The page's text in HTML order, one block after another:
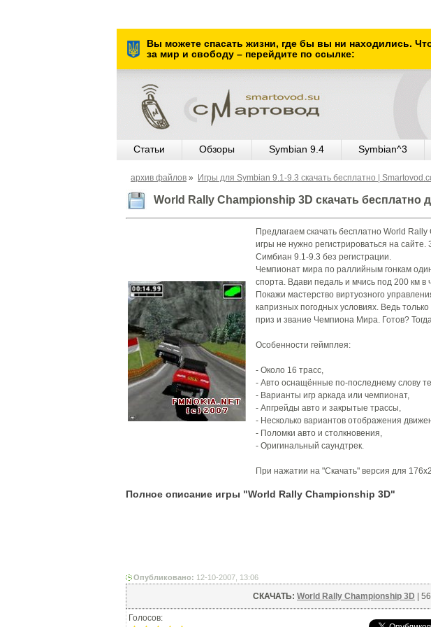
Вы можете спасать жизни, где бы вы ни находились.
за мир и свободу – перейдите по ссылке:
Статьи Обзоры Symbian 9.4 Symbian^3
архив файлов » Игры для Symbian 9.1-9.3 скачать бесплатно |
World Rally Championship 3D скачать бесплатно
Предлагаем скачать бесплатно World
игры не нужно регистрироваться на
Симбиан 9.1-9.3 без регистрации.
Чемпионат мира по раллийным гонкам
спорта. Вдави педаль и мчись под 200 км в
Покажи мастерство виртуозного
капризных погодных условиях. Ведь
приз и звание Чемпиона Мира. Готов?
Особенности геймплея:
- Около 16 трасс,
- Авто оснащённые по-последнему слову
- Варианты игр аркада или чемпионат,
- Апгрейды авто и закрытые трассы,
- Несколько вариантов отображения
- Поломки авто и столкновения,
- Оригинальный саундтрек.
При нажатии на "Скачать" версия для
Полное описание игры "World Rally Championship 3D"
Опубликовано: 12-10-2007, 13:06
СКАЧАТЬ: World Rally Championship 3D |
Голосов: